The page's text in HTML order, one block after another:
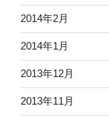
2014年2月
2014年1月
2013年12月
2013年11月